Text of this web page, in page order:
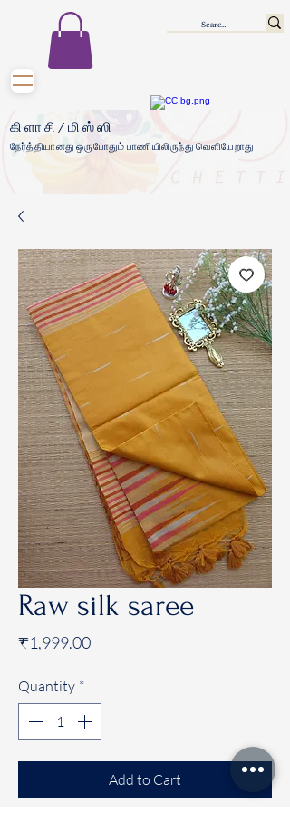
கிளாசி/மிஸ்ஸி
நேர்த்தியானது ஒருபோதும் பாணியிலிருந்து வெளியேறாது
Raw silk saree
₹1,999.00Price
Quantity *
Add to Cart